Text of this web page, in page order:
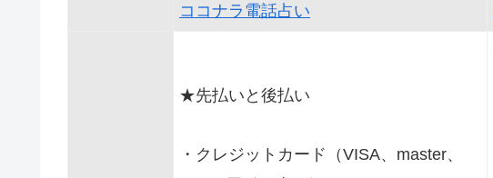
ココナラ電話占い
★先払いと後払い
・クレジットカード（VISA、master、